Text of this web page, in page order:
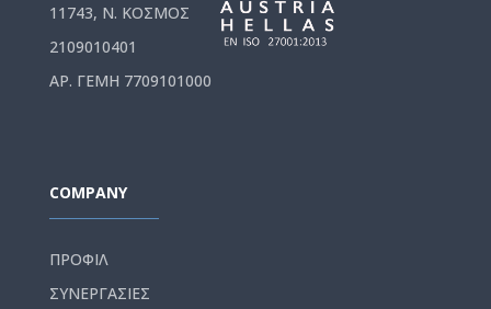
11743, Ν. ΚΟΣΜΟΣ
2109010401
ΑΡ. ΓΕΜΗ 7709101000
COMPANY
ΠΡΟΦΙΛ
ΣΥΝΕΡΓΑΣΙΕΣ